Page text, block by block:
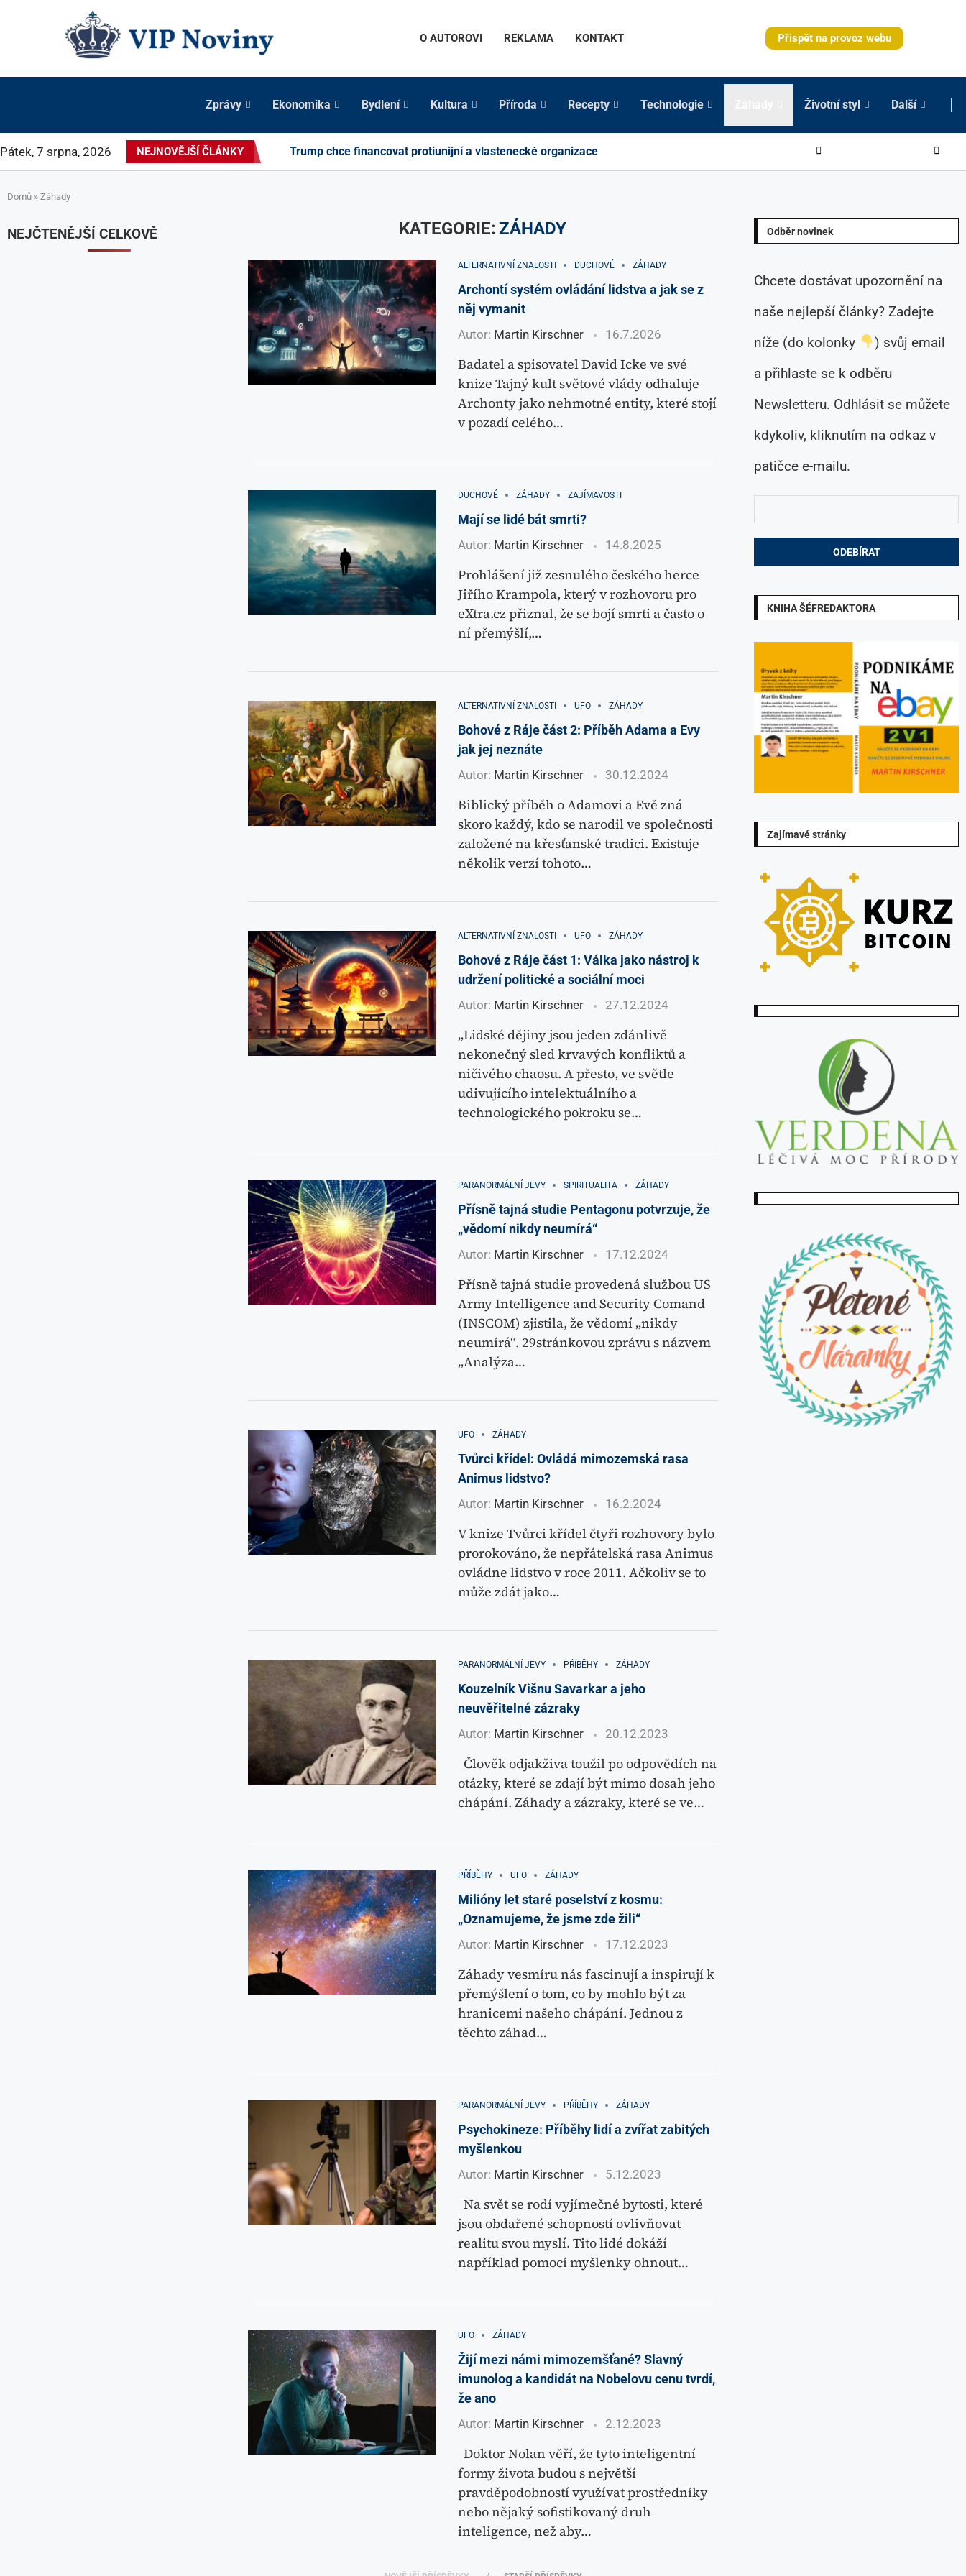
O AUTOROVI REKLAMA KONTAKT Přispět na provoz webu
Zprávy Ekonomika Bydlení Kultura Příroda Recepty Technologie Životní styl Další
Pátek, 7 srpna, 2026 NEJNOVĚJŠÍ ČLÁNKY Trump chce financovat protiunijní a vlastenecké organizace
Domů » Záhady
KATEGORIE:ZÁHADY
ALTERNATIVNÍ ZNALOSTI DUCHOVÉ ZÁHADY
Archontí systém ovládání lidstva a jak se z
něj vymanit
Autor: Martin Kirschner 16.7.2026
Badatel a spisovatel David Icke ve své
knize Tajný kult světové vlády odhaluje
Archonty jako nehmotné entity, které stojí
v pozadí celého…
DUCHOVÉ ZÁHADY ZAJÍMAVOSTI
Mají se lidé bát smrti?
Autor: Martin Kirschner 14.8.2025
Prohlášení již zesnulého českého herce
Jiřího Krampola, který v rozhovoru pro
eXtra.cz přiznal, že se bojí smrti a často o
ní přemýšlí,…
ALTERNATIVNÍ ZNALOSTI UFO ZÁHADY
Bohové z Ráje část 2: Příběh Adama a Evy
jak jej neznáte
Autor: Martin Kirschner 30.12.2024
Biblický příběh o Adamovi a Evě zná
skoro každý, kdo se narodil ve společnosti
založené na křesťanské tradici. Existuje
několik verzí tohoto…
ALTERNATIVNÍ ZNALOSTI UFO ZÁHADY
Bohové z Ráje část 1: Válka jako nástroj k
udržení politické a sociální moci
Autor: Martin Kirschner 27.12.2024
„Lidské dějiny jsou jeden zdánlivě
nekonečný sled krvavých konfliktů a
ničivého chaosu. A přesto, ve světle
udivujícího intelektuálního a
technologického pokroku se…
PARANORMÁLNÍ JEVY SPIRITUALITA ZÁHADY
Přísně tajná studie Pentagonu potvrzuje, že
„vědomí nikdy neumírá“
Autor: Martin Kirschner 17.12.2024
Přísně tajná studie provedená službou US
Army Intelligence and Security Comand
(INSCOM) zjistila, že vědomí „nikdy
neumírá“. 29stránkovou zprávu s názvem
„Analýza…
UFO ZÁHADY
Tvůrci křídel: Ovládá mimozemská rasa
Animus lidstvo?
Autor: Martin Kirschner 16.2.2024
V knize Tvůrci křídel čtyři rozhovory bylo
prorokováno, že nepřátelská rasa Animus
ovládne lidstvo v roce 2011. Ačkoliv se to
může zdát jako…
PARANORMÁLNÍ JEVY PŘÍBĚHY ZÁHADY
Kouzelník Višnu Savarkar a jeho
neuvěřitelné zázraky
Autor: Martin Kirschner 20.12.2023
Člověk odjakživa toužil po odpovědích na
otázky, které se zdají být mimo dosah jeho
chápání. Záhady a zázraky, které se ve…
PŘÍBĚHY UFO ZÁHADY
Milióny let staré poselství z kosmu:
„Oznamujeme, že jsme zde žili“
Autor: Martin Kirschner 17.12.2023
Záhady vesmíru nás fascinují a inspirují k
přemýšlení o tom, co by mohlo být za
hranicemi našeho chápání. Jednou z
těchto záhad…
PARANORMÁLNÍ JEVY PŘÍBĚHY ZÁHADY
Psychokineze: Příběhy lidí a zvířat zabitých
myšlenkou
Autor: Martin Kirschner 5.12.2023
Na svět se rodí vyjímečné bytosti, které
jsou obdařené schopností ovlivňovat
realitu svou myslí. Tito lidé dokáží
například pomocí myšlenky ohnout…
UFO ZÁHADY
Žijí mezi námi mimozemšťané? Slavný
imunolog a kandidát na Nobelovu cenu tvrdí,
že ano
Autor: Martin Kirschner 2.12.2023
Doktor Nolan věří, že tyto inteligentní
formy života budou s největší
pravděpodobností využívat prostředníky
nebo nějaký sofistikovaný druh
inteligence, než aby…
Odběr novinek
Chcete dostávat upozornění na
naše nejlepší články? Zadejte
níže (do kolonky
) svůj email
a přihlaste se k odběru
Newsletteru. Odhlásit se můžete
kdykoliv, kliknutím na odkaz v
patičce e-mailu.
KNIHA ŠÉFREDAKTORA
Zajímavé stránky
NEJČTENĚJŠÍ CELKOVĚ